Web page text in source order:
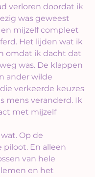
verloren doordat ik
was geweest
mijzelf compleet
Het lijden wat ik
omdat ik dacht dat
was. De klappen
ander wilde
verkeerde keuzes
mens veranderd. Ik
met mijzelf
Op de
En alleen
van hele
en het